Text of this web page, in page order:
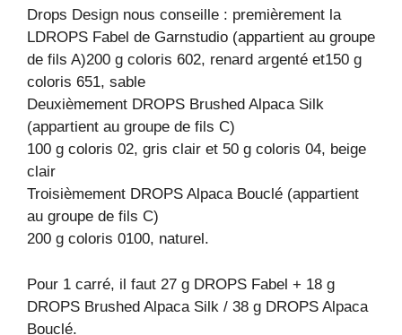
Drops Design nous conseille : premièrement la
LDROPS Fabel de Garnstudio (appartient au groupe
de fils A)200 g coloris 602, renard argenté et150 g
coloris 651, sable
Deuxièmement DROPS Brushed Alpaca Silk
(appartient au groupe de fils C)
100 g coloris 02, gris clair et 50 g coloris 04, beige
clair
Troisièmement DROPS Alpaca Bouclé (appartient
au groupe de fils C)
200 g coloris 0100, naturel.
Pour 1 carré, il faut 27 g DROPS Fabel + 18 g
DROPS Brushed Alpaca Silk / 38 g DROPS Alpaca
Bouclé.